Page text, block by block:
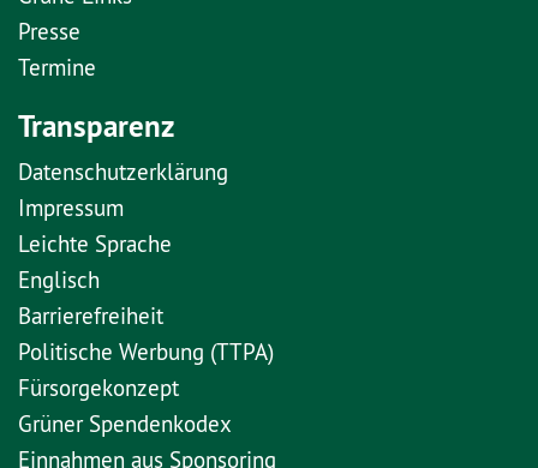
Presse
Termine
Transparenz
Datenschutzerklärung
Impressum
Leichte Sprache
Englisch
Barrierefreiheit
Politische Werbung (TTPA)
Fürsorgekonzept
Grüner Spendenkodex
Einnahmen aus Sponsoring